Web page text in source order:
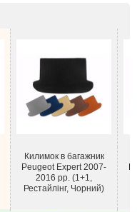
Килимок в багажник
Peugeot Expert 2007-
2016 рр. (1+1,
Рестайлінг, Чорний)